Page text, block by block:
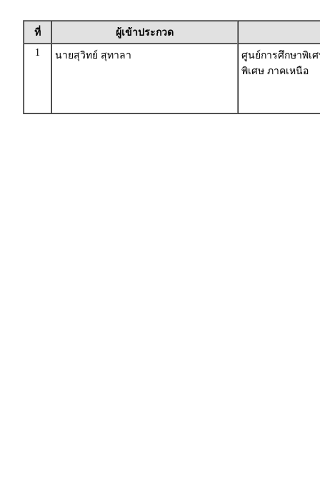
ที่
ผู้เข้าประกวด
1
นายสุวิทย์ สุทาลา
ศูนย์การศึกษาพิเ
พิเศษ ภาคเหนือ